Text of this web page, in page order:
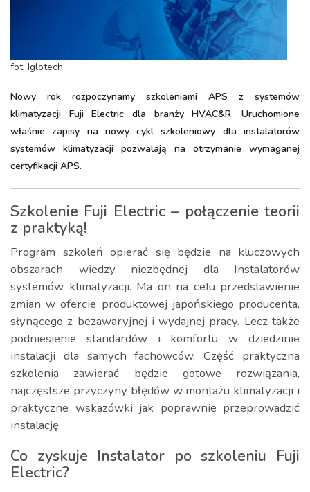
fot. Iglotech
Nowy rok rozpoczynamy szkoleniami APS z systemów
klimatyzacji Fuji Electric dla branży HVAC&R. Uruchomione
właśnie zapisy na nowy cykl szkoleniowy dla instalatorów
systemów klimatyzacji pozwalają na otrzymanie wymaganej
certyfikacji APS.
Szkolenie Fuji Electric – połączenie teorii
z praktyką!
Program szkoleń opierać się będzie na kluczowych
obszarach wiedzy niezbędnej dla Instalatorów
systemów klimatyzacji. Ma on na celu przedstawienie
zmian w ofercie produktowej japońskiego producenta,
słynącego z bezawaryjnej i wydajnej pracy. Lecz także
podniesienie standardów i komfortu w dziedzinie
instalacji dla samych fachowców. Część praktyczna
szkolenia zawierać będzie gotowe rozwiązania,
najczęstsze przyczyny błędów w montażu klimatyzacji i
praktyczne wskazówki jak poprawnie przeprowadzić
instalację.
Co zyskuje Instalator po szkoleniu Fuji
Electric?